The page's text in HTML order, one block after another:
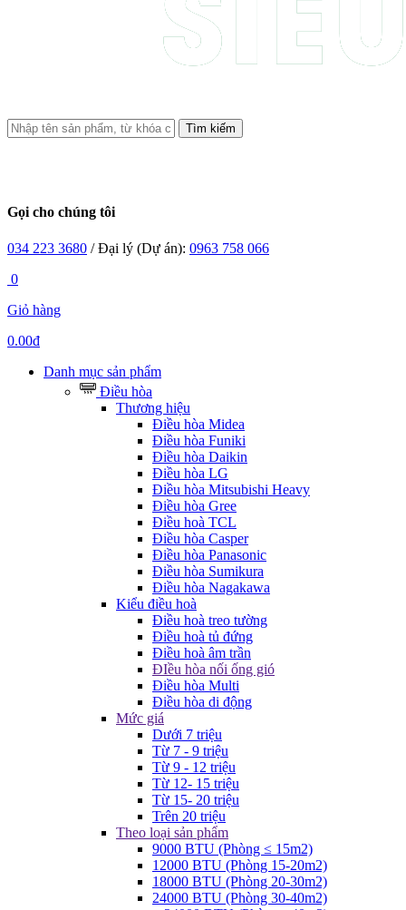
Tìm kiếm
Gọi cho chúng tôi
034 223 3680 / Đại lý (Dự án): 0963 758 066
0
Giỏ hàng
0.00đ
Danh mục sản phẩm
Điều hòa
Thương hiệu
Điều hòa Midea
Điều hòa Funiki
Điều hòa Daikin
Điều hòa LG
Điều hòa Mitsubishi Heavy
Điều hòa Gree
Điều hoà TCL
Điều hòa Casper
Điều hòa Panasonic
Điều hòa Sumikura
Điều hòa Nagakawa
Kiểu điều hoà
Điều hoà treo tường
Điều hoà tủ đứng
Điều hoà âm trần
ĐIều hòa nối ống gió
Điều hòa Multi
Điều hòa di động
Mức giá
Dưới 7 triệu
Từ 7 - 9 triệu
Từ 9 - 12 triệu
Từ 12- 15 triệu
Từ 15- 20 triệu
Trên 20 triệu
Theo loại sản phẩm
9000 BTU (Phòng ≤ 15m2)
12000 BTU (Phòng 15-20m2)
18000 BTU (Phòng 20-30m2)
24000 BTU (Phòng 30-40m2)